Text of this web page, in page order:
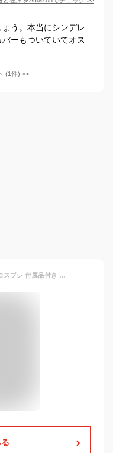
う。本当にシンデレ
ーもついていてオス
(1件) >
【即納★】プリンセス ドレス 子供 コスプレ 付属品付き ワンピース キッズコスチューム 小物セット ガールズ ドレス風 お姫様 手袋 仮装 クリスマス 衣装 女の子 なりきり 変身 テーマパーク子供用 仮装 誕生日 プレゼント お遊戯会 文化祭 演奏会